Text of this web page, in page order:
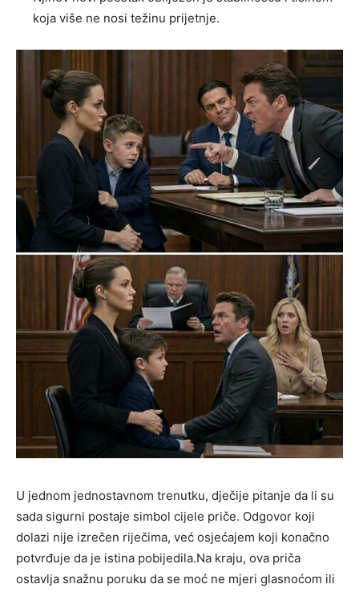
koja više ne nosi težinu prijetnje.
U jednom jednostavnom trenutku, dječije pitanje da li su
sada sigurni postaje simbol cijele priče. Odgovor koji
dolazi nije izrečen riječima, već osjećajem koji konačno
potvrđuje da je istina pobijedila.Na kraju, ova priča
ostavlja snažnu poruku da se moć ne mjeri glasnoćom ili